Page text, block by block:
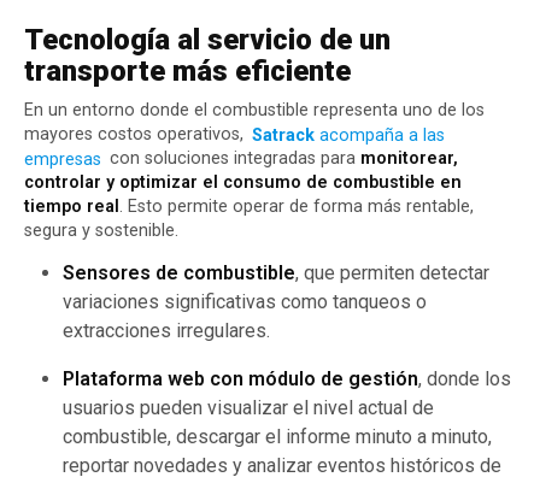
Tecnología al servicio de un
transporte más eficiente
En un entorno donde el combustible representa uno de los
mayores costos operativos, Satrackacompaña a las
empresas con soluciones integradas para monitorear,
controlar y optimizar el consumo de combustible en
tiempo real . Esto permite operar de forma más rentable,
segura y sostenible.
Sensores de combustible, que permiten detectar
variaciones significativas como tanqueos o
extracciones irregulares.
Plataforma web con módulo de gestión, donde los
usuarios pueden visualizar el nivel actual de
combustible, descargar el informe minuto a minuto,
reportar novedades y analizar eventos históricos de